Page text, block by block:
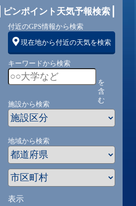
ピンポイント天気予報検索
付近のGPS情報から検索
現在地から付近の天気を検索
キーワードから検索
を
含
む
施設から検索
地域から検索
表示